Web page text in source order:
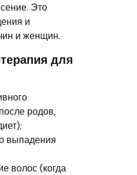
Это
и
и женщин.
для
родов,
выпадения
волос (когда